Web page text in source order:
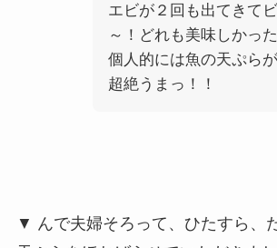
エビが２回も出てきて
～！どれも美味しかっ
個人的には魚の天ぷら
超絶うまっ！！
▼ んで夫婦そろって、ひたすら、